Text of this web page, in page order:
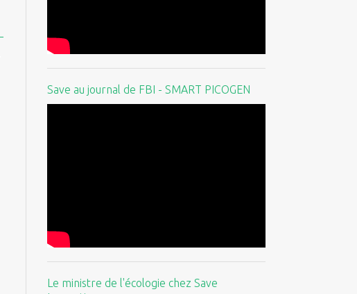
Save au journal de FBI - SMART PICOGEN
Le ministre de l'écologie chez Save